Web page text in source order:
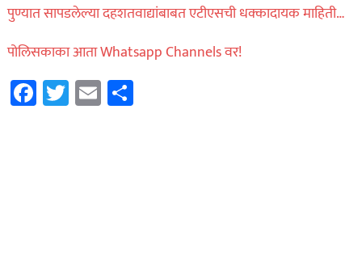
पुण्यात सापडलेल्या दहशतवाद्यांबाबत एटीएसची धक्कादायक माहिती…
पोलिसकाका आता Whatsapp Channels वर!
Facebook
Twitter
EmailShare